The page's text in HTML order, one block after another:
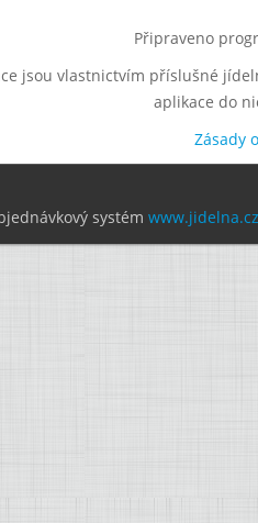
Připraveno
jsou vlastnictvím příslušné
aplikace do
Zásady
systém www.jidelna.cz